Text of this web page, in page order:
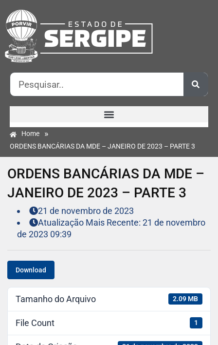
Home »
ORDENS BANCÁRIAS DA MDE – JANEIRO DE 2023 – PARTE 3
ORDENS BANCÁRIAS DA MDE –
JANEIRO DE 2023 – PARTE 3
21 de novembro de 2023
Atualização Mais Recente: 21 de novembro
de 2023 09:39
Download
Tamanho do Arquivo 2.09 MB
File Count 1